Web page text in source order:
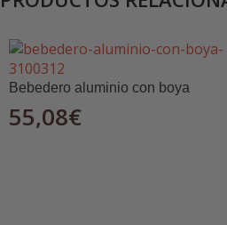
🔹Agricultura y ganadería–
🔹Construcción y obra–
🔹 Uso doméstico –
Disponible en varios
Bebedero aluminio con boya
55,08€